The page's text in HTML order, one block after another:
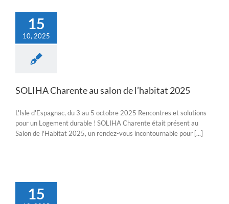
15
10, 2025
SOLIHA Charente au salon de l’habitat 2025
L'Isle d'Espagnac, du 3 au 5 octobre 2025 Rencontres et solutions
pour un Logement durable ! SOLIHA Charente était présent au
Salon de l'Habitat 2025, un rendez-vous incontournable pour [...]
15